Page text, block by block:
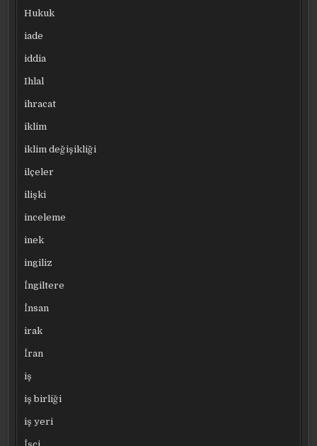
Hukuk
iade
iddia
Ihlal
ihracat
iklim
iklim değişikliği
ilçeler
ilişki
inceleme
inek
ingiliz
İngiltere
İnsan
irak
İran
iş
iş birliği
iş yeri